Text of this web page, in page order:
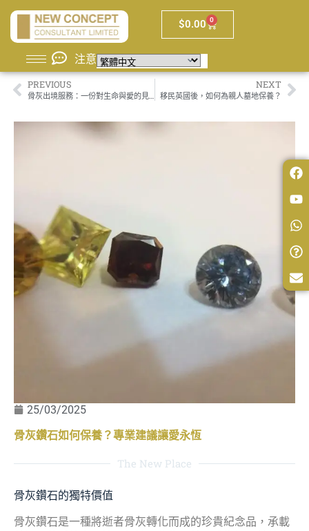
$0.00 0
注意
PREVIOUS NEXT
移民英國後，如何為親人墓地保養？
25/03/2025
骨灰鑽石如何保養？專業建議讓愛永恆
The New Place
骨灰鑽石的獨特價值
骨灰鑽石是一種將逝者骨灰轉化而成的珍貴紀念品，承載